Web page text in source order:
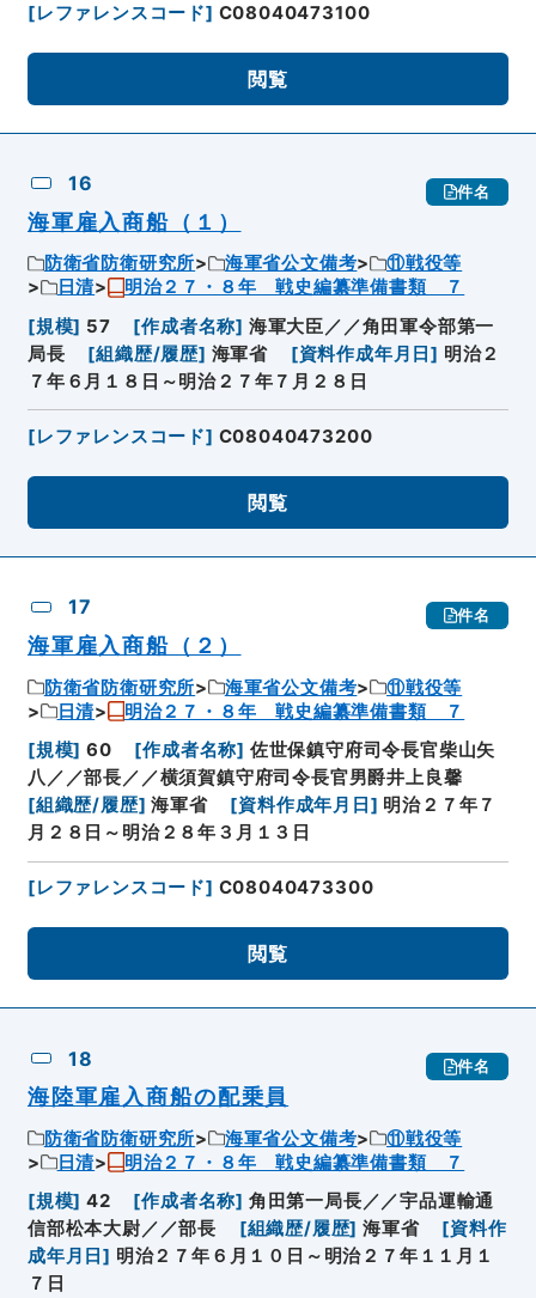
[レファレンスコード] C08040473100
閲覧
16 件名
海軍雇入商船（１）
防衛省防衛研究所 海軍省公文備考
⑪戦役等
日清
明治２７・８年 戦史編纂準備書類 ７
[規模] 57 [作成者名称] 海軍大臣／／角田軍令部第一
局長
[組織歴/履歴] 海軍省 [資料作成年月日] 明治２
７年６月１８日～明治２７年７月２８日
[レファレンスコード] C08040473200
閲覧
17 件名
海軍雇入商船（２）
防衛省防衛研究所 海軍省公文備考
⑪戦役等
日清
明治２７・８年 戦史編纂準備書類 ７
[規模] 60 [作成者名称] 佐世保鎮守府司令長官柴山矢
八／／部長／／横須賀鎮守府司令長官男爵井上良馨
[組織歴/履歴] 海軍省 [資料作成年月日 ] 明治２７年７
月２８日～明治２８年３月１３日
[レファレンスコード] C08040473300
閲覧
18 件名
海陸軍雇入商船の配乗員
防衛省防衛研究所 海軍省公文備考
⑪戦役等
日清
明治２７・８年 戦史編纂準備書類 ７
[規模] 42 [作成者名称] 角田第一局長／／宇品運輸通
信部松本大尉／／部長
[組織歴/履歴] 海軍省 [資料作
成年月日] 明治２７年６月１０日～明治２７年１１月１
７日